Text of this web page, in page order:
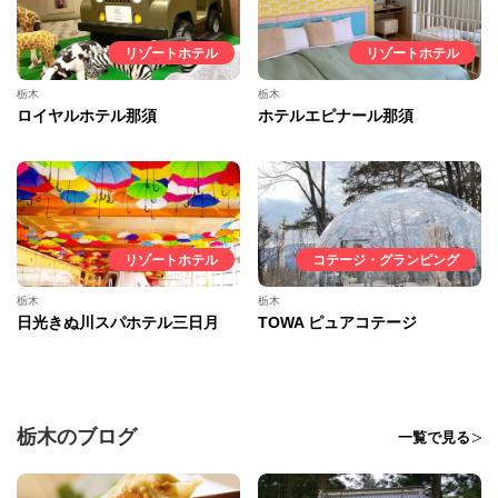
リゾートホテル
栃木
ロイヤルホテル那須
リゾートホテル
栃木
ホテルエピナール那須
リゾートホテル
栃木
日光きぬ川スパホテル三日月
コテージ・グランピング
栃木
TOWA ピュアコテージ
栃木のブログ 一覧で見る